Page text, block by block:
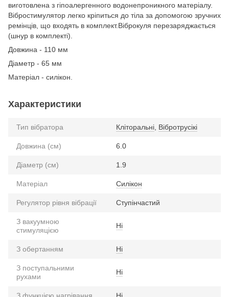
виготовлена з гіпоалергенного водонепроникного матеріалу.
Вібростимулятор легко кріпиться до тіла за допомогою зручних
ремінців, що входять в комплект.Віброкуля перезаряджається
(шнур в комплекті).
Довжина - 110 мм
Діаметр - 65 мм
Матеріал - силікон.
Характеристики
Тип вібратора Кліторальні Вібротрусікі
Довжина (см) 6.0
Діаметр (см) 1.9
Матеріал Силікон
Регулятор рівня вібрації Ступінчастий
З вакуумною
стимуляцією
Ні
З обертанням Ні
З поступальними
рухами
Ні
З функцією нагрівання Ні